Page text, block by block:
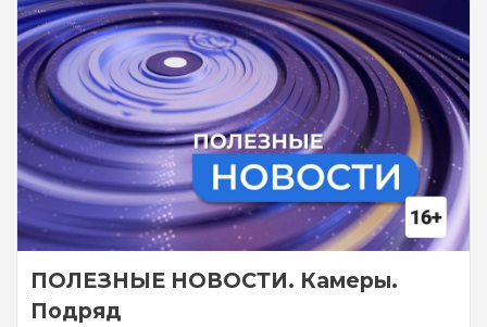
ПОЛЕЗНЫЕ НОВОСТИ. Камеры.
Подряд